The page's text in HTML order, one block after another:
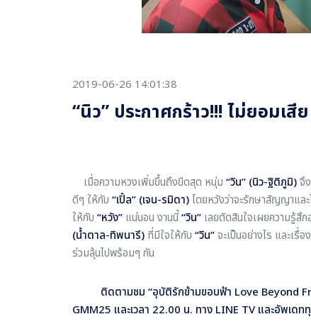
2019-06-26 14:01:38
“นิว” ประกาศกร้าว!!! ไม่ยอมเสี
เมื่อความหวงเพิ่มขึ้นถึงขีดสุด หนุ่ม “วิน” (นิว-ฐิติภูมิ)จึ
ดีๆ ให้กับ “เปิ้ล” (เจน-รมิดา)โดยหวังว่าจะรักษาสัญญาแล
ให้กับ “หวัง” แน่นอน งานนี้“วิน” เลยตัดสินใจเผยความรู้สึก
(น้ำตาล-ทิพนารี) ที่มีใจให้กับ “วิน”จะเป็นอย่างไร และเรื่อ
ร่วมลุ้นไปพร้อมๆ กัน
ติดตามชม “อุบัติรักข้ามขอบฟ้า Love Beyond
GMM25 และเวลา 22.00 น. ทาง LINE TV และอัพเ